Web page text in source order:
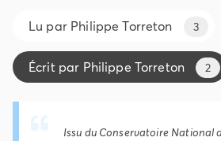
Lu par Philippe Torreton 3
Écrit par Philippe Torreton 2
Issu du Conservatoire National